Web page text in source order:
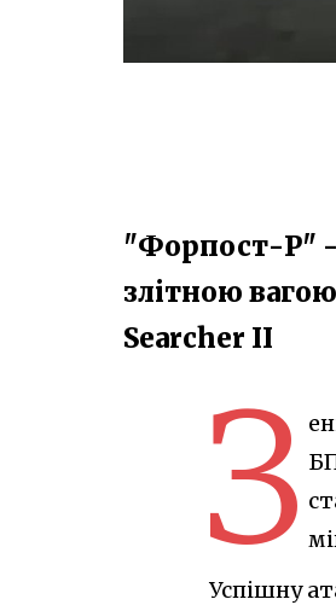
"Форпост-Р" -
злітною
Searcher II
З
Успішну